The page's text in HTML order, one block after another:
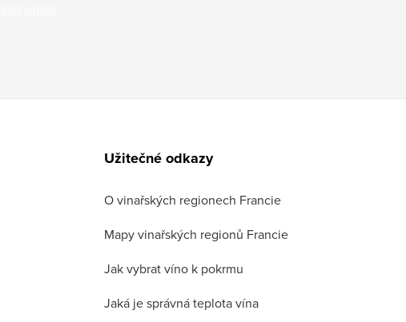
Užitečné odkazy
O vinařských regionech Francie
Mapy vinařských regionů Francie
Jak vybrat víno k pokrmu
Jaká je správná teplota vína